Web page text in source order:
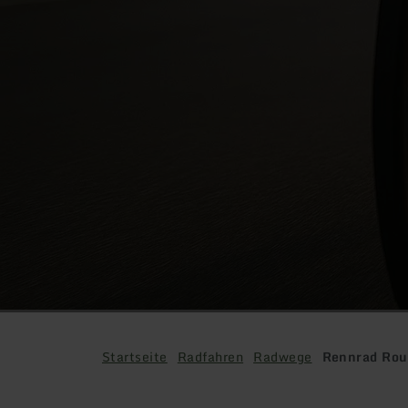
Startseite Radfahren Radwege Rennrad